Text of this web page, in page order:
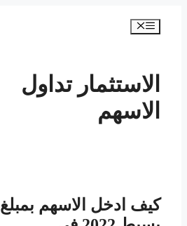
المحتوى
القائمة
الاستثمار تداول
الاسهم
كيف ادخل الاسهم بمبلغ